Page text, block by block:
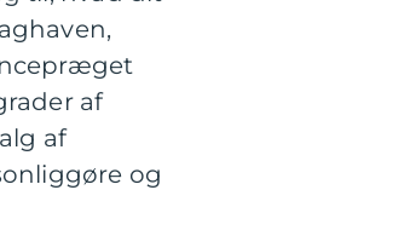
af
af
og